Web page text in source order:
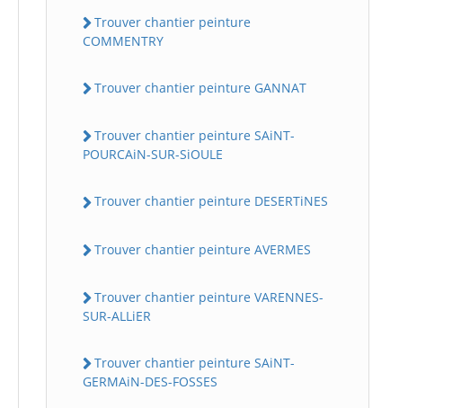
Trouver chantier peinture
COMMENTRY
Trouver chantier peinture GANNAT
Trouver chantier peinture SAiNT-
POURCAiN-SUR-SiOULE
Trouver chantier peinture DESERTiNES
Trouver chantier peinture AVERMES
Trouver chantier peinture VARENNES-
SUR-ALLiER
Trouver chantier peinture SAiNT-
GERMAiN-DES-FOSSES